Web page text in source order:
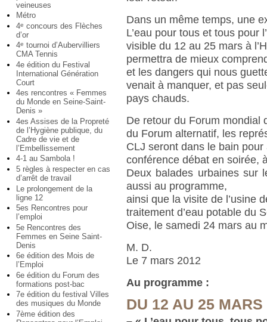
veineuses
Métro
4e concours des Flèches
d’or
4e tournoi d’Aubervilliers
CMA Tennis
4e édition du Festival
International Génération
Court
4es rencontres « Femmes
du Monde en Seine-Saint-
Denis »
4es Assises de la Propreté
de l’Hygiène publique, du
Cadre de vie et de
l’Embellissement
4-1 au Sambola !
5 règles à respecter en cas
d’arrêt de travail
Le prolongement de la
ligne 12
5es Rencontres pour
l’emploi
5e Rencontres des
Femmes en Seine Saint-
Denis
6e édition des Mois de
l’Emploi
6e édition du Forum des
formations post-bac
7e édition du festival Villes
des musiques du Monde
7ème édition des
Dans un même temps, une
L’eau pour tous et tous pour
visible du 12 au 25 mars à
permettra de mieux
et les dangers qui nous
venait à manquer, et pas
pays chauds.
De retour du Forum mondial
du Forum alternatif, les
CLJ seront dans le bain pour
conférence débat en soirée,
Deux balades urbaines sur
aussi au programme,
ainsi que la visite de l’usine
traitement d’eau potable du
Oise, le samedi 24 mars au
M. D.
Le 7 mars 2012
Au programme :
DU 12 AU 25 MARS